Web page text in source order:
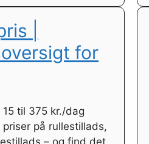
|
for
til 375 kr./dag
på rullestillads,
– og find det